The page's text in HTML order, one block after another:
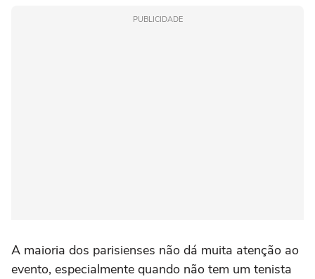
PUBLICIDADE
A maioria dos parisienses não dá muita atenção ao
evento, especialmente quando não tem um tenista